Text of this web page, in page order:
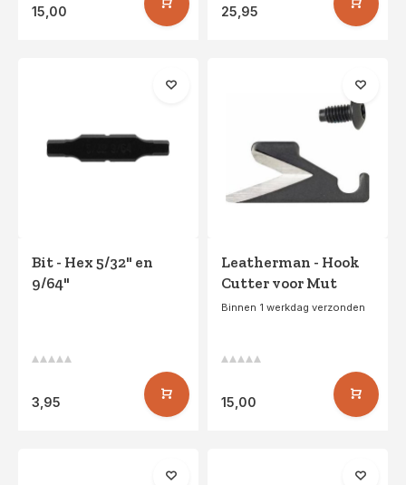
15,00 25,95
Bit - Hex 5/32" en
9/64"
3,95
Leatherman - Hook
Cutter voor Mut
Binnen 1 werkdag verzonden
15,00